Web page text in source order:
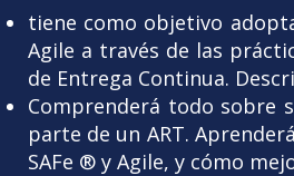
tiene como objetivo
Agile a través de las
de Entrega Continua.
Comprenderá todo sobre
parte de un ART.
SAFe ® y Agile, y cómo